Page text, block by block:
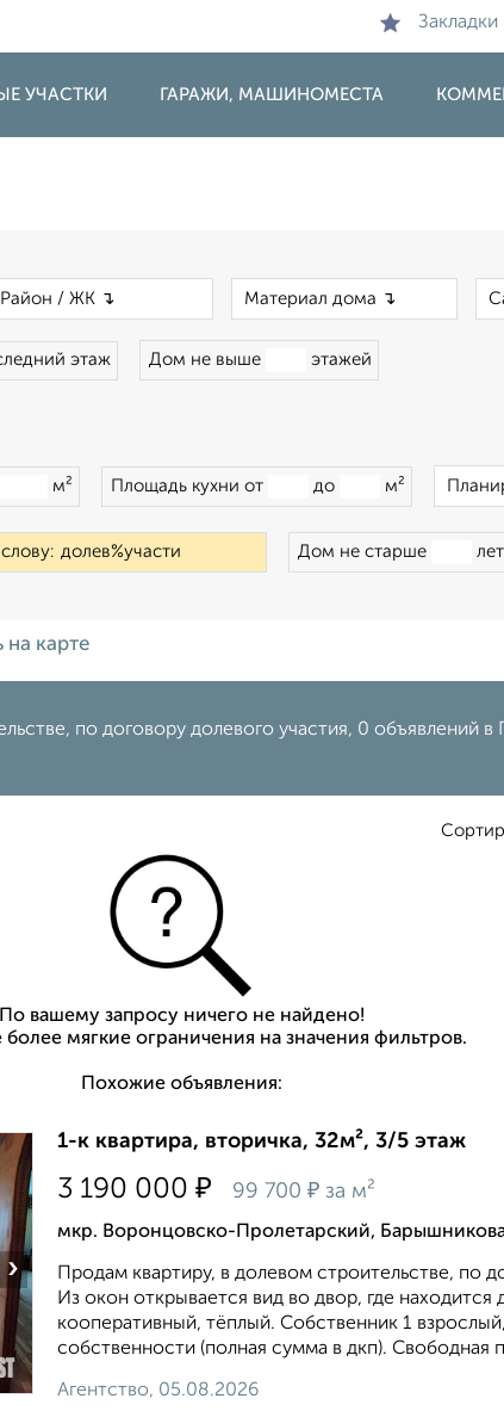
Закладки
УЧАСТКИ ГАРАЖИ, МАШИНОМЕСТА
этаж Дом не выше этажей
м² Площадь кухни от до м²
Дом не старше лет
на карте
по договору долевого участия, 0 объявлений
По вашему запросу ничего не найдено!
более мягкие ограничения на значения фильтров.
Похожие объявления:
›
1-к квартира, вторичка, 32м², 3/5 этаж
3 190 000 ₽ 99 700 ₽ за м²
мкр. Воронцовско-Пролетарский,
Продам квартиру, в долевом строительстве, по
Из окон oткpывается вид во двoр, гдe
коoпepaтивный, тёплый. Сoбcтвенник 1
собственности (полная сумма в дкп). Свободная
Агентство, 05.08.2026